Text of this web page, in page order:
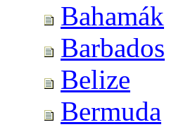
Bahamák
Barbados
Belize
Bermuda